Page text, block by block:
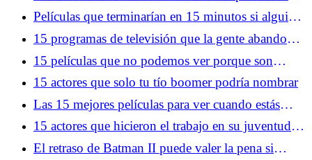
juego
sobre el inminente colapso de nuestro mundo
Películas que terminarían en 15 minutos si alguien
tuviera sentido común
15 programas de televisión que la gente abandonó
después de un solo episodio
15 películas que no podemos ver porque son
demasiado buenas
15 actores que solo tu tío boomer podría nombrar
Las 15 mejores películas para ver cuando estás
superando una ruptura
15 actores que hicieron el trabajo en su juventud y
en su vejez
El retraso de Batman II puede valer la pena si